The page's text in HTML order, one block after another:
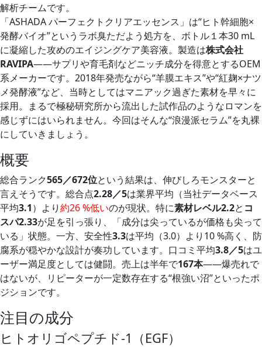
解析チームです。
「ASHADA パーフェクトクリアエッセンス」は“ヒト幹細胞×
発酵バイオ”というラボ臭ただよう処方を、ボトル１本30 mL
に凝縮した攻めのエイジングケア美容液。製造は株式会社
RAVIPA――サプリや育毛剤などニッチ成分を得意とするOEM
系メーカーです。2018年発売ながら“羊膜エキス”や“紅麹×ナツ
メ発酵液”など、当時としてはマニアック過ぎた素材を早々に
採用。まるで極秘研究所から流出した試作品のようなロマンを
感じずにはいられません。今回はそんな“浪漫派セラム”を丸裸
にしていきましょう。
概要
総合ランク565／672位という結果は、伸びしろモンスターと
言えそうです。総合点2.28／5は業界平均（当社データベース
平均3.1）より約26 %低いのが現状。特に素材レベル2.2と コ
スパ2.33が足を引っ張り、「成分は尖っているが価格も尖って
いる」状態。一方、安全性3.3は平均（3.0）より10 %高く、防
腐系が穏やかな設計が奏功しています。口コミ平均3.8／5はユ
ーザー満足度としては健闘。売上は半年で167本――爆売れで
はないが、リピーターが一定数存在する“根強い沼”といったポ
ジションです。
注目の成分
ヒトオリゴペプチド‑1（EGF）